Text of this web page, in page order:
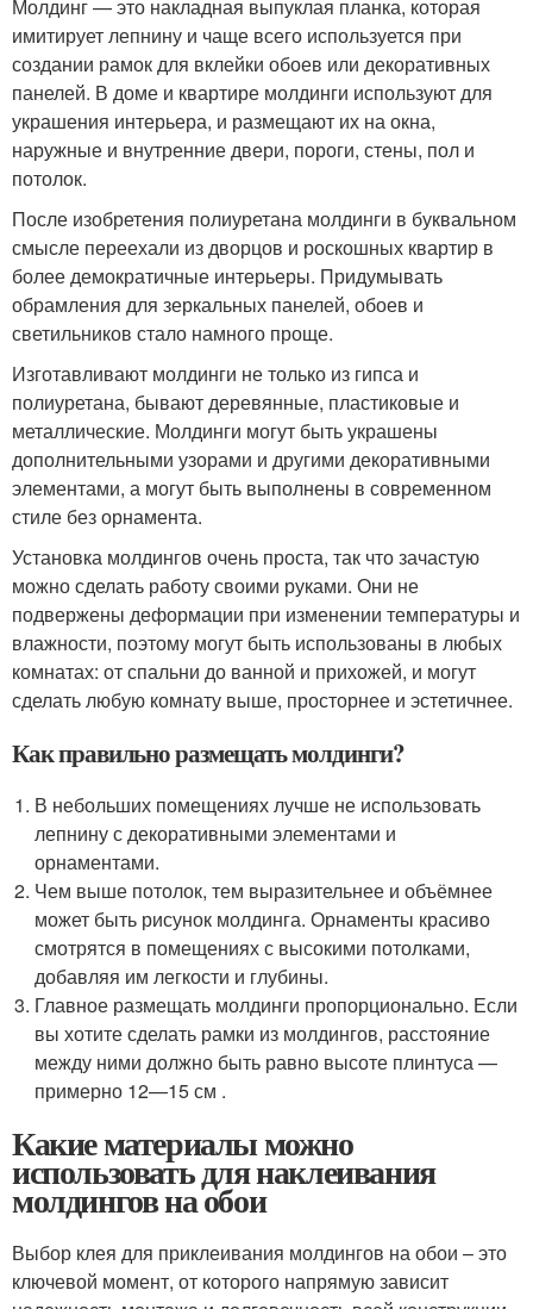
Молдинг — это накладная выпуклая планка, которая
имитирует лепнину и чаще всего используется при
создании рамок для вклейки обоев или декоративных
панелей. В доме и квартире молдинги используют для
украшения интерьера, и размещают их на окна,
наружные и внутренние двери, пороги, стены, пол и
потолок.
После изобретения полиуретана молдинги в буквальном
смысле переехали из дворцов и роскошных квартир в
более демократичные интерьеры. Придумывать
обрамления для зеркальных панелей, обоев и
светильников стало намного проще.
Изготавливают молдинги не только из гипса и
полиуретана, бывают деревянные, пластиковые и
металлические. Молдинги могут быть украшены
дополнительными узорами и другими декоративными
элементами, а могут быть выполнены в современном
стиле без орнамента.
Установка молдингов очень проста, так что зачастую
можно сделать работу своими руками. Они не
подвержены деформации при изменении температуры и
влажности, поэтому могут быть использованы в любых
комнатах: от спальни до ванной и прихожей, и могут
сделать любую комнату выше, просторнее и эстетичнее.
Как правильно размещать молдинги?
В небольших помещениях лучше не использовать
лепнину с декоративными элементами и
орнаментами.
Чем выше потолок, тем выразительнее и объёмнее
может быть рисунок молдинга. Орнаменты красиво
смотрятся в помещениях с высокими потолками,
добавляя им легкости и глубины.
Главное размещать молдинги пропорционально. Если
вы хотите сделать рамки из молдингов, расстояние
между ними должно быть равно высоте плинтуса —
примерно 12—15 см .
Какие материалы можно
использовать для наклеивания
молдингов на обои
Выбор клея для приклеивания молдингов на обои – это
ключевой момент, от которого напрямую зависит